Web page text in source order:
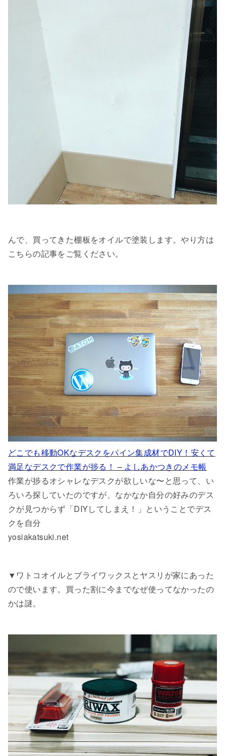
んで、買ってきた棚板をオイルで塗装します。やり方は
こちらの記事をご覧ください。
どこでも移動OKなデスクをパイン集成材でDIY！安くて
満足なデスクで作業が捗る！ – よしあかつきのメモ帳
作業が捗るオシャレなデスクが欲しいな〜と思って、い
ろいろ探していたのですが、なかなか自分の好みのデス
クが見つからず「DIYしてしまえ！」ということでデス
クを自分
yosiakatsuki.net
▼ワトコオイルとブライワックスとヤスリが家にあった
ので使います。買った割に今までなぜ使ってなかったの
かは謎。